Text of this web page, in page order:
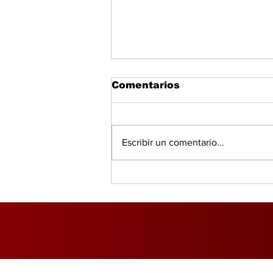
incumple con la
Comentarios
Escribir un comentario...